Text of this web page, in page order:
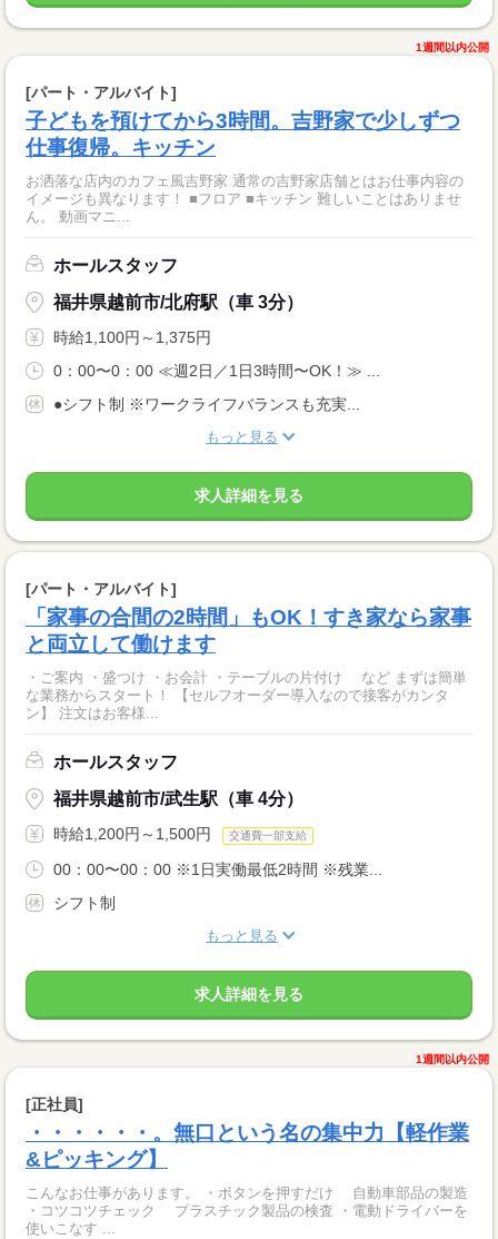
1週間以内公開
[パート・アルバイト]
子どもを預けてから3時間。吉野家で少しずつ
仕事復帰。キッチン
お洒落な店内のカフェ風吉野家 通常の吉野家店舗とはお仕事内容の
イメージも異なります！ ■フロア ■キッチン 難しいことはありませ
ん。 動画マニ...
ホールスタッフ
福井県越前市/北府駅（車 3分）
時給1,100円～1,375円
0：00〜0：00 ≪週2日／1日3時間〜OK！≫ ...
●シフト制 ※ワークライフバランスも充実...
もっと見る
求人詳細を見る
[パート・アルバイト]
「家事の合間の2時間」もOK！すき家なら家事
と両立して働けます
・ご案内 ・盛つけ ・お会計 ・テーブルの片付け など まずは簡単
な業務からスタート！ 【セルフオーダー導入なので接客がカンタ
ン】 注文はお客様...
ホールスタッフ
福井県越前市/武生駅（車 4分）
時給1,200円～1,500円 交通費一部支給
00：00〜00：00 ※1日実働最低2時間 ※残業...
シフト制
もっと見る
求人詳細を見る
1週間以内公開
[正社員]
・・・・・・。無口という名の集中力【軽作業
&ピッキング】
こんなお仕事があります。 ・ボタンを押すだけ 自動車部品の製造
・コツコツチェック プラスチック製品の検査 ・電動ドライバーを
使いこなす ...